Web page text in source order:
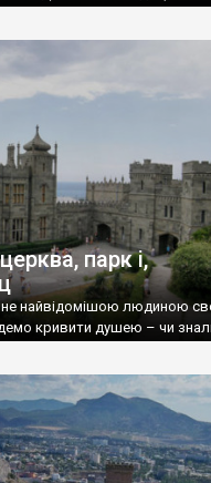
парк і,
найвідомішою людиною
кривити душею – чи